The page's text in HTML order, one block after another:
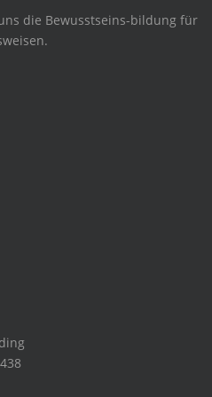
die Bewusstseins-bildung für